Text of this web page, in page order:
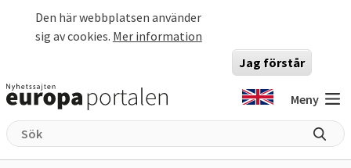
Den här webbplatsen använder
sig av cookies. Mer information
Jag förstår
Meny